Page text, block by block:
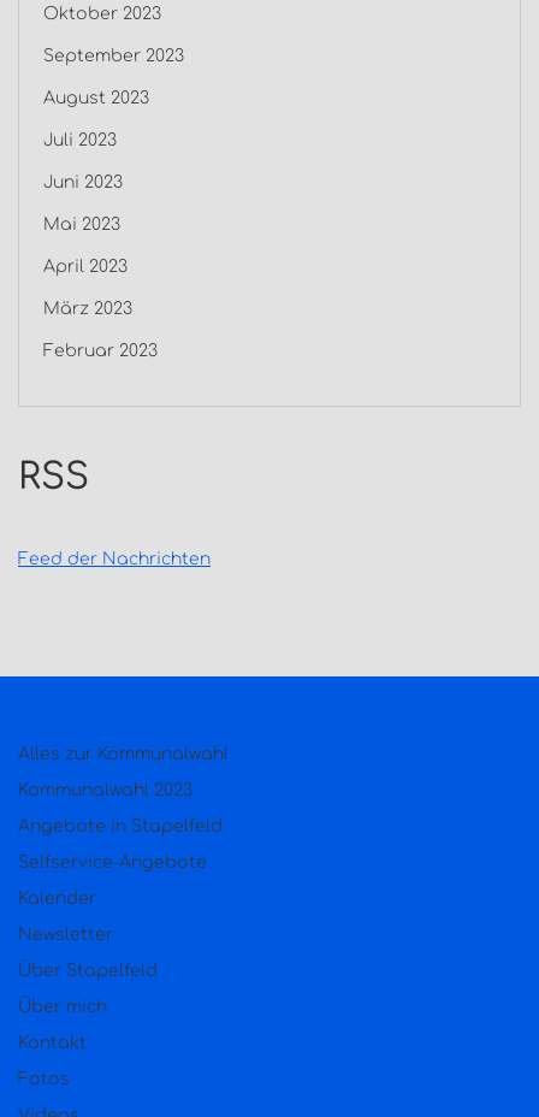
Oktober 2023
September 2023
August 2023
Juli 2023
Juni 2023
Mai 2023
April 2023
März 2023
Februar 2023
RSS
Feed der Nachrichten
Alles zur Kommunalwahl
Kommunalwahl 2023
Angebote in Stapelfeld
Selfservice-Angebote
Kalender
Newsletter
Über Stapelfeld
Über mich
Kontakt
Fotos